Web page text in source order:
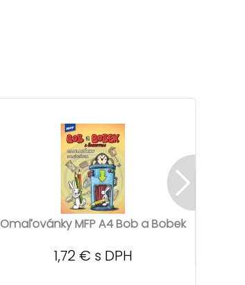
Omaľovánky MFP A4 Bob a Bobek
1,72 € s DPH